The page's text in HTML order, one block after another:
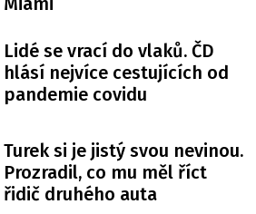
Lidé se vrací do vlaků. ČD
hlásí nejvíce cestujících od
pandemie covidu
Turek si je jistý svou nevinou.
Prozradil, co mu měl říct
řidič druhého auta